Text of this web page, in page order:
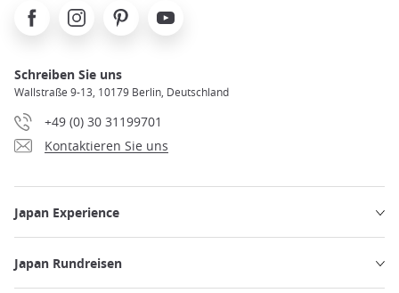
FacebookInstagramPinterest Youtube
Schreiben Sie uns
Wallstraße 9-13, 10179 Berlin, Deutschland
+49 (0) 30 31199701
Kontaktieren Sie uns
Japan Experience
Japan Rundreisen